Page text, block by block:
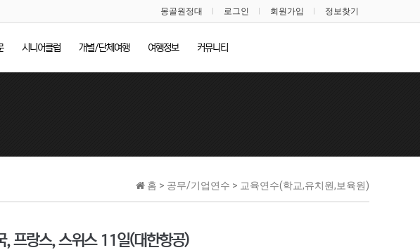
몽골원정대 로그인 회원가입 정보찾기
시니어클럽 개별/단체여행 여행정보 커뮤니티
홈 > 공무/기업연수 > 교육연수(학교,유치원,보육원)
, 프랑스, 스위스 11일(대한항공)